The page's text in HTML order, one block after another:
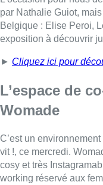
par Nathalie Guiot,
Belgique : Elise Peroi,
exposition à découvrir
► Cliquez ici pour
L’espace de
Womade
C’est un
vit !, ce mercredi.
cosy et très
working réservé aux